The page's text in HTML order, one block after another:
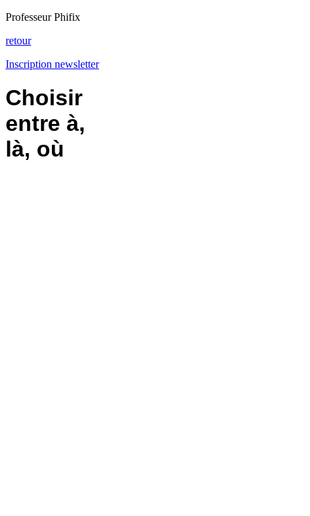
Professeur Phifix
retour
Inscription newsletter
Choisir
entre à,
là, où